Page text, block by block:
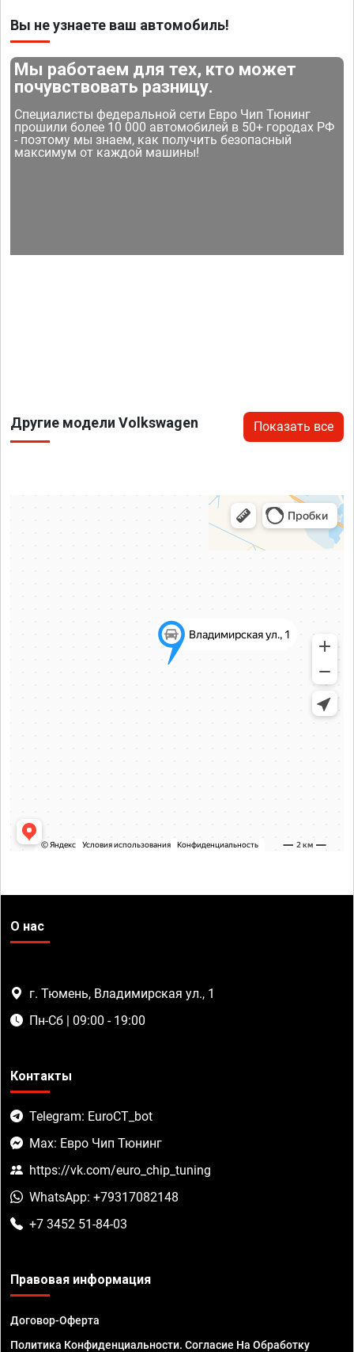
Вы не узнаете ваш автомобиль!
Мы работаем для тех, кто может
почувствовать разницу.
Специалисты федеральной сети Евро Чип Тюнинг
прошили более 10 000 автомобилей в 50+ городах РФ
- поэтому мы знаем, как получить безопасный
максимум от каждой машины!
Другие модели Volkswagen Показать все
О нас
г. Тюмень, Владимирская ул., 1
Пн-Сб | 09:00 - 19:00
Контакты
Telegram: EuroCT_bot
Max: Евро Чип Тюнинг
https://vk.com/euro_chip_tuning
WhatsApp: +79317082148
+7 3452 51-84-03
Правовая информация
Договор-Оферта
Политика Конфиденциальности. Согласие На Обработку